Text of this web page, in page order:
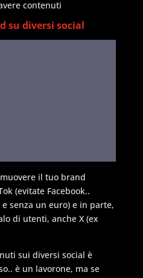
contenuti
su diversi social
il tuo brand
(evitate Facebook..
senza un euro) e in parte,
di utenti, anche X (ex
sui diversi social è
è un lavorone, ma se